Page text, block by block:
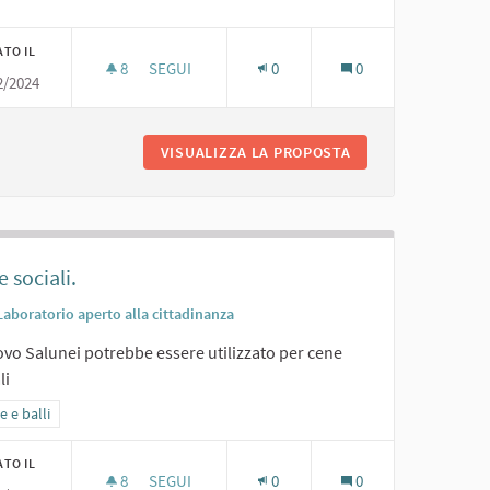
(TEATRALI E NON);
IL
2024
8 8 SOSTENITORI
SEGUI 0 0
VISUALIZZA LA PROPOSTA
sociali.
aperto alla cittadinanza
Salunei potrebbe essere utilizzato per cene
i risultati per categoria: Feste e balli
e balli
IL
8 8 SOSTENITORI
SEGUI 0 0